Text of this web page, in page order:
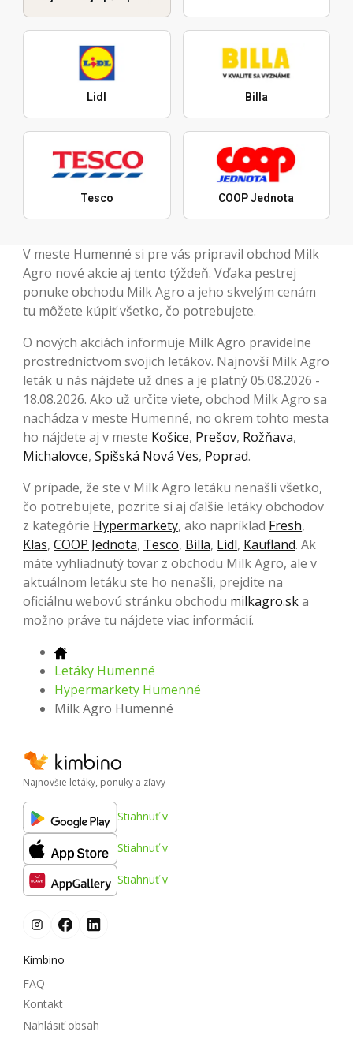
Lidl Billa
Tesco COOP Jednota
V meste Humenné si pre vás pripravil obchod Milk
Agro nové akcie aj tento týždeň. Vďaka pestrej
ponuke obchodu Milk Agro a jeho skvelým cenám
tu môžete kúpiť všetko, čo potrebujete.
O nových akciách informuje Milk Agro pravidelne
prostredníctvom svojich letákov. Najnovší Milk Agro
leták u nás nájdete už dnes a je platný 05.08.2026 -
18.08.2026. Ako už určite viete, obchod Milk Agro sa
nachádza v meste Humenné, no okrem tohto mesta
ho nájdete aj v meste Košice, Prešov, Rožňava,
Michalovce, Spišská Nová Ves, Poprad.
V prípade, že ste v Milk Agro letáku nenašli všetko,
čo potrebujete, pozrite si aj ďalšie letáky obchodov
z kategórie Hypermarkety, ako napríklad Fresh,
Klas, COOP Jednota, Tesco, Billa, Lidl, Kaufland. Ak
máte vyhliadnutý tovar z obchodu Milk Agro, ale v
aktuálnom letáku ste ho nenašli, prejdite na
oficiálnu webovú stránku obchodu milkagro.ska
možno práve tu nájdete viac informácií.
Letáky Humenné
Hypermarkety Humenné
Milk Agro Humenné
Najnovšie letáky, ponuky a zľavy
Stiahnuť v
Stiahnuť v
Stiahnuť v
Kimbino
FAQ
Kontakt
Nahlásiť obsah